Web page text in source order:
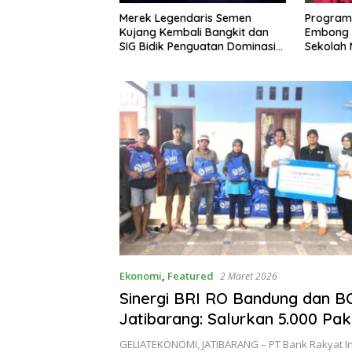
Kembali Bangkit dan
Penguatan Dominasi
Program GEMAS SDN 088
Embong Antarkan Kepala
Sekolah Menuju Ajang ASN
Ekonomi, Featured 2 Maret 2026
Sinergi BRI RO Bandung dan
Jatibarang: Salurkan 5.000
Sembako untuk Masyarakat
GELIATEKONOMI, ​JATIBARANG – PT Bank Rakyat